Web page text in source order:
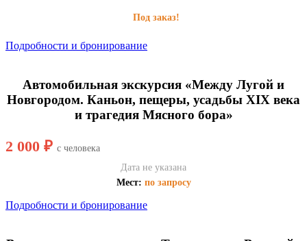
Под заказ!
Подробности и бронирование
Автомобильная экскурсия «Между Лугой и
Новгородом. Каньон, пещеры, усадьбы XIX века
и трагедия Мясного бора»
2 000 ₽ с человека
Дата не указана
Мест: по запросу
Подробности и бронирование